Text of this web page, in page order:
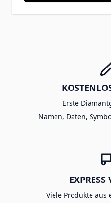
Erste
Namen, Daten,
EXPRESS
Viele Produkte aus